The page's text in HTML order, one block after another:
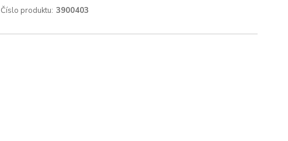
Číslo produktu: 3900403